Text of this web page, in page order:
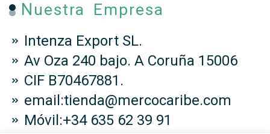
Nuestra Empresa
Intenza Export SL.
Av Oza 240 bajo. A Coruña 15006
CIF B70467881.
email:tienda@mercocaribe.com
Móvil:+34 635 62 39 91